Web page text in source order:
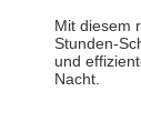
Mit diesem
Stunden-
und
Nacht.